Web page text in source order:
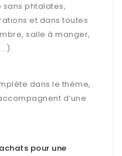
sans phtalates,
et dans toutes
salle à manger,
dans le thème,
d’une
pour une